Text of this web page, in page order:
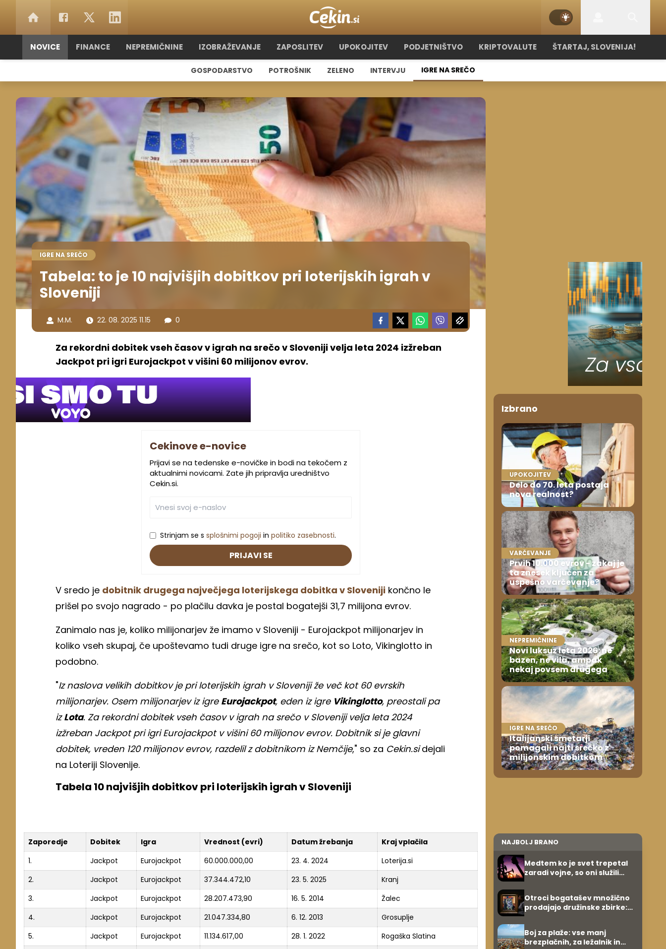
NOVICE FINANCE NEPREMIČNINE IZOBRAŽEVANJE ZAPOSLITEV UPOKOJITEV PODJETNIŠTVO KRIPTOVALUTE ŠTARTAJ, SLOVENIJA!
GOSPODARSTVO POTROŠNIK ZELENO INTERVJU IGRE NA SREČO
IGRE NA SREČO
Tabela: to je 10 najvišjih dobitkov pri loterijskih igrah v
Sloveniji
M.M. 22. 08. 2025 11.15 0
Za rekordni dobitek vseh časov v igrah na srečo v Sloveniji velja leta 2024 izžreban
Jackpot pri igri Eurojackpot v višini 60 milijonov evrov.
Cekinove e-novice
Prijavi se na tedenske e-novičke in bodi na tekočem z
aktualnimi novicami. Zate jih pripravlja uredništvo
Cekin.si.
Strinjam se s splošnimi pogoji in politiko zasebnosti.
PRIJAVI SE
V sredo je dobitnik drugega največjega loterijskega dobitka v Sloveniji končno le
prišel po svojo nagrado - po plačilu davka je postal bogatejši 31,7 milijona evrov.
Zanimalo nas je, koliko milijonarjev že imamo v Sloveniji - Eurojackpot milijonarjev in
koliko vseh skupaj, če upoštevamo tudi druge igre na srečo, kot so Loto, Vikinglotto in
podobno.
"Iz naslova velikih dobitkov je pri loterijskih igrah v Sloveniji že več kot 60 evrskih
milijonarjev. Osem milijonarjev iz igre Eurojackpot, eden iz igre Vikinglotto, preostali pa
izLota. Za rekordni dobitek vseh časov v igrah na srečo v Sloveniji velja leta 2024
izžreban Jackpot pri igri Eurojackpot v višini 60 milijonov evrov. Dobitnik si je glavni
dobitek, vreden 120 milijonov evrov, razdelil z dobitnikom iz Nemčije," so za Cekin.sidejali
na Loteriji Slovenije.
Tabela 10 najvišjih dobitkov pri loterijskih igrah v Sloveniji
Zaporedje Dobitek Igra Vrednost (evri) Datum žrebanja
Kraj vplačila
1.
Jackpot Eurojackpot 60.000.000,00 23. 4. 2024
Loterija.si
2.
Jackpot Eurojackpot 37.344.472,10 23. 5. 2025
Kranj
3.
Jackpot Eurojackpot 28.207.473,90 16. 5. 2014
Žalec
4.
Jackpot Eurojackpot 21.047.334,80 6. 12. 2013
Grosuplje
5.
Jackpot Eurojackpot 11.134.617,00 28. 1. 2022
Rogaška Slatina
Izbrano
UPOKOJITEV
Delo do 70. leta postaja
nova realnost?
VARČEVANJE
Prvih 10.000 evrov - zakaj je
ta znesek ključen za
uspešno varčevanje?
NEPREMIČNINE
Novi luksuz leta 2026: ne
bazen, ne vila, ampak
nekaj povsem drugega
IGRE NA SREČO
Italijanski smetarji
pomagali najti srečko z
milijonskim dobitkom
NAJBOLJ BRANO
Medtem ko je svet trepetal
zaradi vojne, so oni služili
Otroci bogatašev množično
prodajajo družinske zbirke:
Boj za plaže: vse manj
brezplačnih, za ležalnik in